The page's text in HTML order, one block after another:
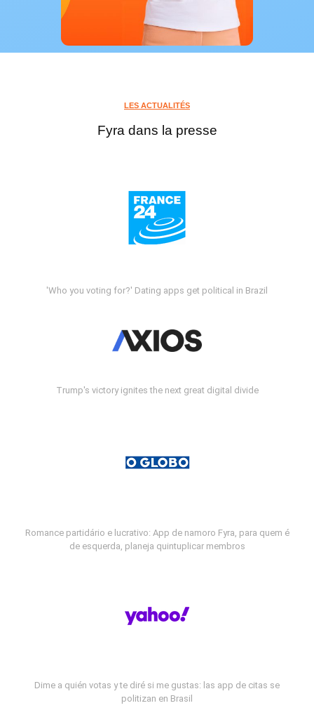
LES ACTUALITÉS
Fyra dans la presse
'Who you voting for?' Dating apps get political in Brazil
Trump's victory ignites the next great digital divide
Romance partidário e lucrativo: App de namoro Fyra, para quem é
de esquerda, planeja quintuplicar membros
Dime a quién votas y te diré si me gustas: las app de citas se
politizan en Brasil